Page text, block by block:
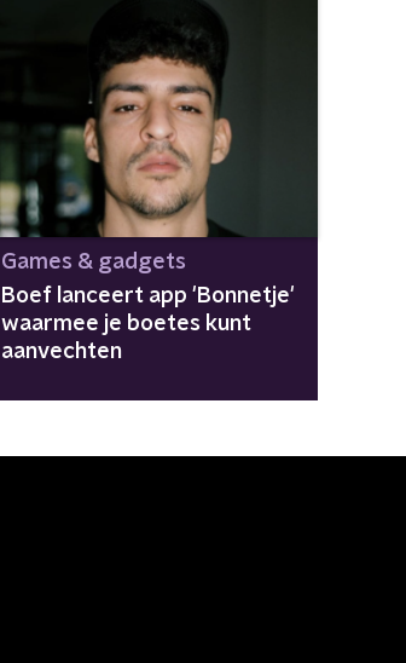
Games & gadgets
Boef lanceert app 'Bonnetje'
waarmee je boetes kunt
aanvechten